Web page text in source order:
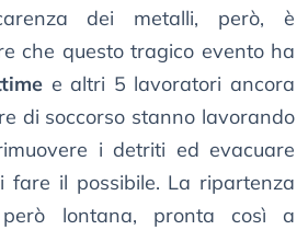
dei metalli, però, è
che questo tragico evento ha
e altri 5 lavoratori ancora
di soccorso stanno lavorando
i detriti ed evacuare
fare il possibile. La ripartenza
lontana, pronta così a